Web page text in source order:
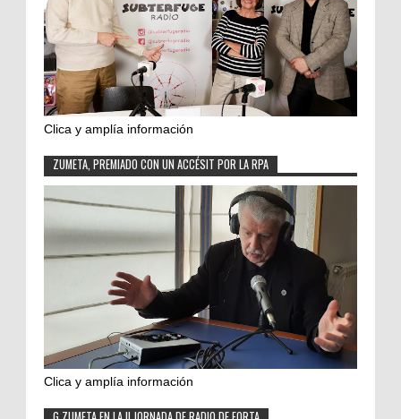
Clica y amplía información
ZUMETA, PREMIADO CON UN ACCÉSIT POR LA RPA
Clica y amplía información